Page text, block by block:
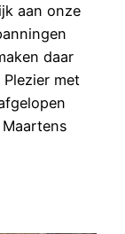
aan onze
daar
met